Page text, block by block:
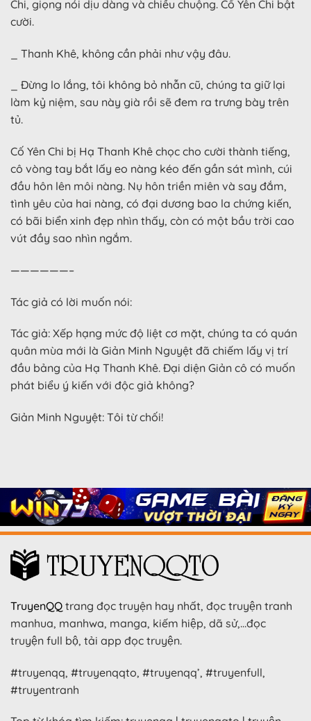
Chi, giọng nói dịu dàng và chiều chuộng. Cố Yên Chi bật
cười.
_ Thanh Khê, không cần phải như vậy đâu.
_ Đừng lo lắng, tôi không bỏ nhẫn cũ, chúng ta giữ lại
làm kỷ niệm, sau này già rồi sẽ đem ra trưng bày trên
tủ.
Cố Yên Chi bị Hạ Thanh Khê chọc cho cười thành tiếng,
cô vòng tay bắt lấy eo nàng kéo đến gần sát mình, cúi
đầu hôn lên môi nàng. Nụ hôn triền miên và say đắm,
tình yêu của hai nàng, có đại dương bao la chứng kiến,
có bãi biển xinh đẹp nhìn thấy, còn có một bầu trời cao
vút đầy sao nhìn ngắm.
——————–
Tác giả có lời muốn nói:
Tác giả: Xếp hạng mức độ liệt cơ mặt, chúng ta có quán
quân mùa mới là Giản Minh Nguyệt đã chiếm lấy vị trí
đầu bảng của Hạ Thanh Khê. Đại diện Giản cô có muốn
phát biểu ý kiến với độc giả không?
Giản Minh Nguyệt: Tôi từ chối!
TruyenQQ trang đọc truyện hay nhất, đọc truyện tranh
manhua, manhwa, manga, kiếm hiệp, dã sử,…đọc
truyện full bộ, tải app đọc truyện.
#truyenqq, #truyenqqto, #truyenqq’, #truyenfull,
#truyentranh